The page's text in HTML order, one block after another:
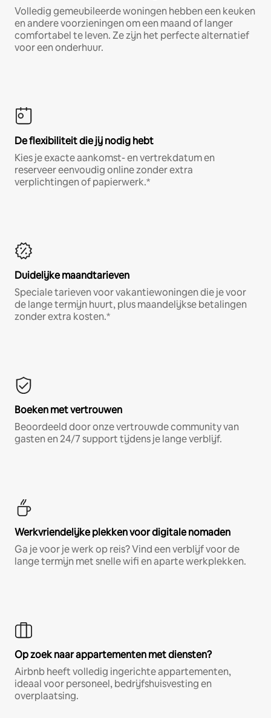
Volledig gemeubileerde woningen hebben een keuken
en andere voorzieningen om een maand of langer
comfortabel te leven. Ze zijn het perfecte alternatief
voor een onderhuur.
De flexibiliteit die jij nodig hebt
Kies je exacte aankomst- en vertrekdatum en
reserveer eenvoudig online zonder extra
verplichtingen of papierwerk.*
Duidelijke maandtarieven
Speciale tarieven voor vakantiewoningen die je voor
de lange termijn huurt, plus maandelijkse betalingen
zonder extra kosten.*
Boeken met vertrouwen
Beoordeeld door onze vertrouwde community van
gasten en 24/7 support tijdens je lange verblijf.
Werkvriendelijke plekken voor digitale nomaden
Ga je voor je werk op reis? Vind een verblijf voor de
lange termijn met snelle wifi en aparte werkplekken.
Op zoek naar appartementen met diensten?
Airbnb heeft volledig ingerichte appartementen,
ideaal voor personeel, bedrijfshuisvesting en
overplaatsing.